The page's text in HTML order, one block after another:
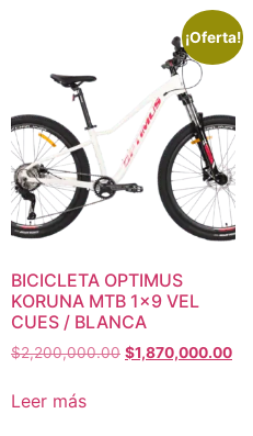
¡Oferta!
BICICLETA OPTIMUS
KORUNA MTB 1×9 VEL
CUES / BLANCA
$2,200,000.00 $1,870,000.00
Leer más